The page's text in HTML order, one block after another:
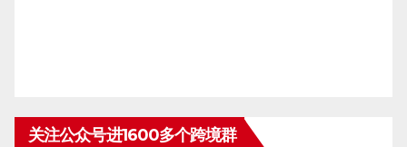
关注公众号进1600多个跨境群